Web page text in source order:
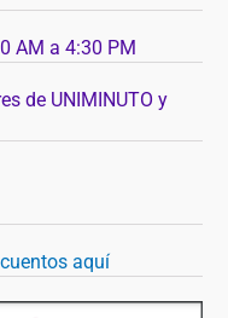
AM a 4:30 PM
de UNIMINUTO y
aquí